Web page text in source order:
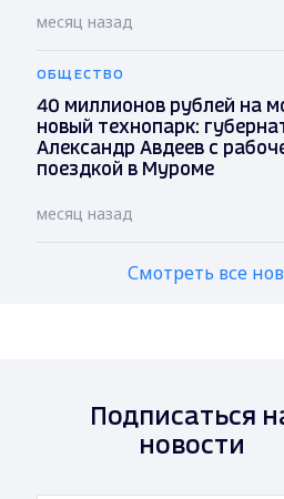
месяц назад
ОБЩЕСТВО
40 миллионов рублей на
новый технопарк:
Александр Авдеев с
поездкой в Муроме
месяц назад
Смотреть все
Подписаться
новости